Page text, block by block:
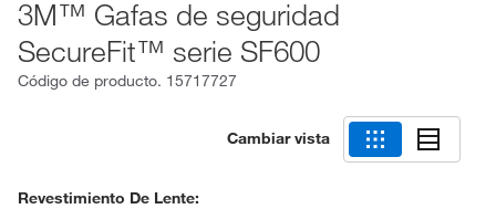
3M™ Gafas de seguridad
SecureFit™ serie SF600
Código de producto. 15717727
Cambiar vista
Revestimiento De Lente: